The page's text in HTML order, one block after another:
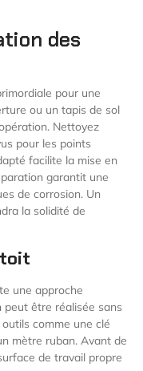
des
pour une
ou un tapis de sol
Nettoyez
pour les points
facilite la mise en
garantit une
de corrosion. Un
la solidité de
une approche
être réalisée sans
outils comme une clé
mètre ruban. Avant de
de travail propre